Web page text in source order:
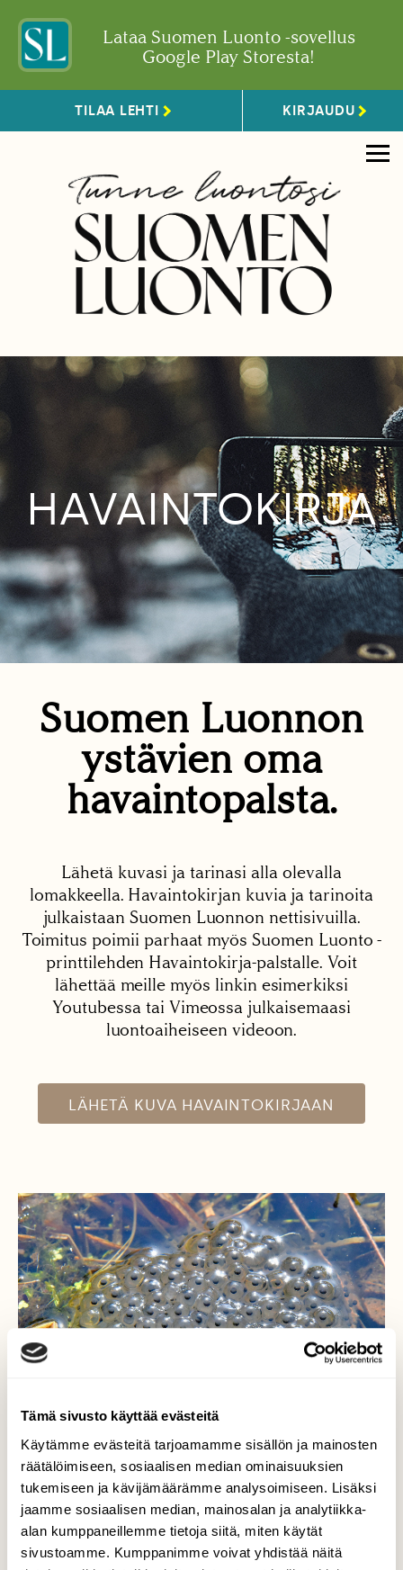
Tämä sivusto käyttää evästeitä
Käytämme evästeitä tarjoamamme sisällön ja mainosten
räätälöimiseen, sosiaalisen median ominaisuuksien
tukemiseen ja kävijämäärämme analysoimiseen. Lisäksi
jaamme sosiaalisen median, mainosalan ja analytiikka-
alan kumppaneillemme tietoja siitä, miten käytät
sivustoamme. Kumppanimme voivat yhdistää näitä
Lataa Suomen Luonto -sovellus
Google Play Storesta!
TILAA LEHTI KIRJAUDU
HAVAINTOKIRJA
Suomen Luonnon
ystävien oma
havaintopalsta.
Lähetä kuvasi ja tarinasi alla olevalla
lomakkeella. Havaintokirjan kuvia ja tarinoita
julkaistaan Suomen Luonnon nettisivuilla.
Toimitus poimii parhaat myös Suomen Luonto -
printtilehden Havaintokirja-palstalle. Voit
lähettää meille myös linkin esimerkiksi
Youtubessa tai Vimeossa julkaisemaasi
luontoaiheiseen videoon.
LÄHETÄ KUVA HAVAINTOKIRJAAN